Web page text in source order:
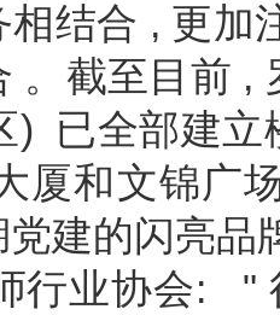
相结合 , 更加
。截至目前 ,
) 已全部建立
厦和文锦广
建的闪亮品
业协会: "